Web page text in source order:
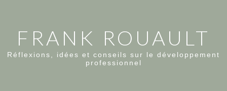
FRANK ROUAULT
Réflexions, idées et conseils sur le développement
professionnel